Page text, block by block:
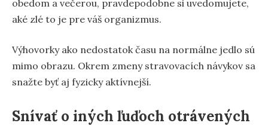
obedom a večerou, pravdepodobne si uvedomujete,
aké zlé to je pre váš organizmus.
Výhovorky ako nedostatok času na normálne jedlo sú
mimo obrazu. Okrem zmeny stravovacích návykov sa
snažte byť aj fyzicky aktívnejší.
Snívať o iných ľuďoch otrávených